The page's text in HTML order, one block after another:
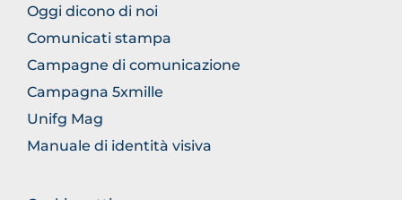
FOOTER
COMUNICAZIONE
Oggi dicono di noi
Comunicati stampa
Campagne di comunicazione
Campagna 5xmille
Unifg Mag
Manuale di identità visiva